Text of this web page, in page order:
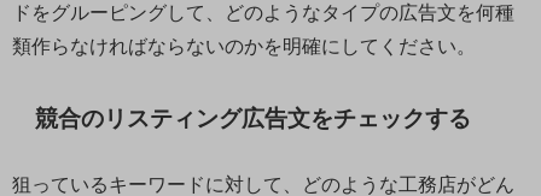
ドをグルーピングして、どのようなタイプの広告文を何種
類作らなければならないのかを明確にしてください。
競合のリスティング広告文をチェックする
狙っているキーワードに対して、どのような工務店がどん